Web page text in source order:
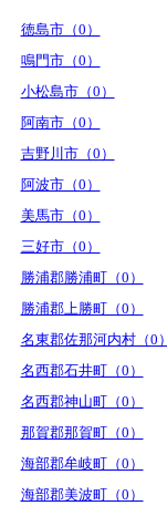
徳島市（0）
鳴門市（0）
小松島市（0）
阿南市（0）
吉野川市（0）
阿波市（0）
美馬市（0）
三好市（0）
勝浦郡勝浦町（0）
勝浦郡上勝町（0）
名東郡佐那河内村（0）
名西郡石井町（0）
名西郡神山町（0）
那賀郡那賀町（0）
海部郡牟岐町（0）
海部郡美波町（0）